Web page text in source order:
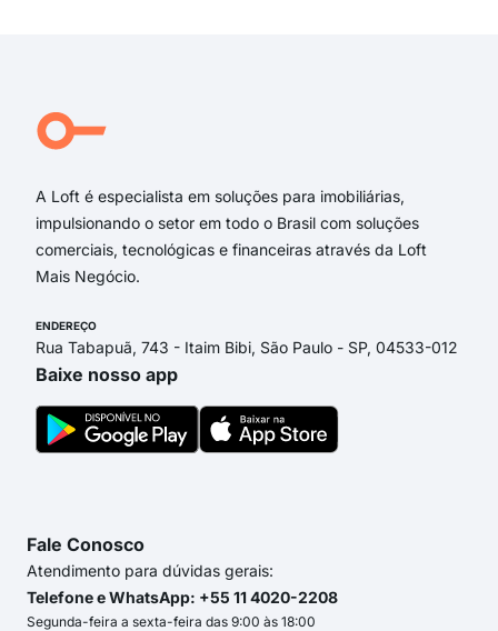
A Loft é especialista em soluções para imobiliárias,
impulsionando o setor em todo o Brasil com soluções
comerciais, tecnológicas e financeiras através da Loft
Mais Negócio.
ENDEREÇO
Rua Tabapuã, 743 - Itaim Bibi, São Paulo - SP, 04533-012
Baixe nosso app
Fale Conosco
Atendimento para dúvidas gerais:
Telefone e WhatsApp: +55 11 4020-2208
Segunda-feira a sexta-feira das 9:00 às 18:00